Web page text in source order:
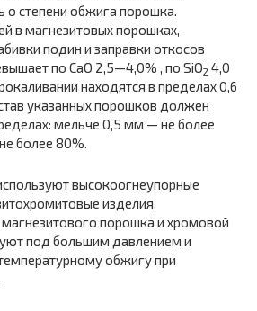
о степени обжига порошка.
в магнезитовых порошках,
подин и заправки откосов
по СаО 2,5—4,0% , по SiО2 4,0
находятся в пределах 0,6
указанных порошков должен
мельче 0,5 мм — не более
более 80%.
высокоогнеупорные
изделия,
порошка и хромовой
под большим давлением и
обжигу при